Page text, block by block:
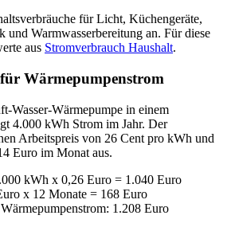
für Licht, Küchengeräte,
und Warmwasserbereitung an. Für diese
aus Stromverbrauch Haushalt.
Wärmepumpenstrom
Wasser-Wärmepumpe in einem
4.000 kWh Strom im Jahr. Der
Arbeitspreis von 26 Cent pro kWh und
Euro im Monat aus.
kWh x 0,26 Euro = 1.040 Euro
x 12 Monate = 168 Euro
1.208 Euro